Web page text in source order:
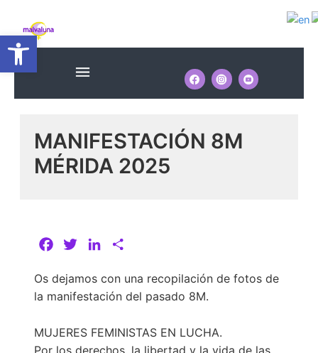
Abrir barra de herramientas
Menú
MANIFESTACIÓN 8M
MÉRIDA 2025
c
e
o
i
t
e
n
k
d
m
p
r
Os dejamos con una recopilación de fotos de
la manifestación del pasado 8M.
MUJERES FEMINISTAS EN LUCHA.
Por los derechos, la libertad y la vida de las